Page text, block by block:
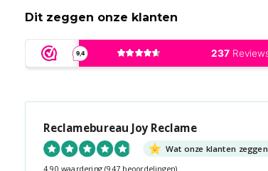
Dit zeggen onze klanten
Reclamebureau Joy Reclame
Wat onze klanten zeggen
4.90 waardering (947 beoordelingen)